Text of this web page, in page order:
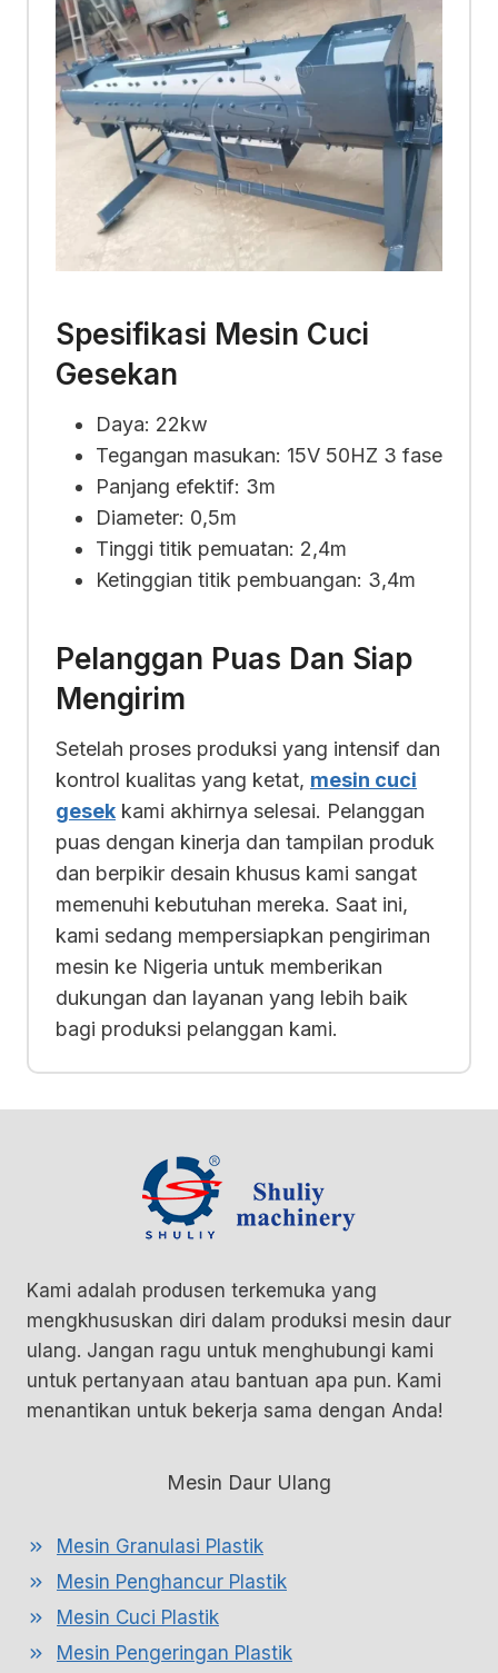
Spesifikasi Mesin Cuci
Gesekan
Daya: 22kw
Tegangan masukan: 15V 50HZ 3 fase
Panjang efektif: 3m
Diameter: 0,5m
Tinggi titik pemuatan: 2,4m
Ketinggian titik pembuangan: 3,4m
Pelanggan Puas Dan Siap
Mengirim
Setelah proses produksi yang intensif dan
kontrol kualitas yang ketat, mesin cuci
gesek kami akhirnya selesai. Pelanggan
puas dengan kinerja dan tampilan produk
dan berpikir desain khusus kami sangat
memenuhi kebutuhan mereka. Saat ini,
kami sedang mempersiapkan pengiriman
mesin ke Nigeria untuk memberikan
dukungan dan layanan yang lebih baik
bagi produksi pelanggan kami.
Kami adalah produsen terkemuka yang
mengkhususkan diri dalam produksi mesin daur
ulang. Jangan ragu untuk menghubungi kami
untuk pertanyaan atau bantuan apa pun. Kami
menantikan untuk bekerja sama dengan Anda!
Mesin Daur Ulang
Mesin Granulasi Plastik
Mesin Penghancur Plastik
Mesin Cuci Plastik
Mesin Pengeringan Plastik